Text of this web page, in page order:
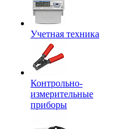
Учетная техника
Контрольно-
измерительные
приборы